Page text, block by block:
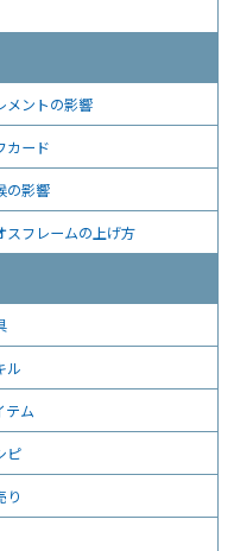
メントの影響
カード
の影響
スフレームの上げ方
ル
テム
ピ
り